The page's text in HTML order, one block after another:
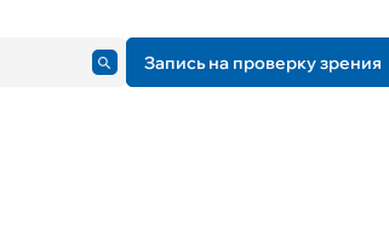
Запись на проверку зрения